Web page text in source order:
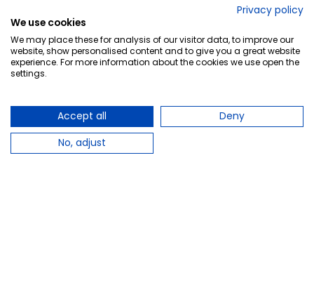
Privacy policy
We use cookies
We may place these for analysis of our visitor data, to improve our
website, show personalised content and to give you a great website
experience. For more information about the cookies we use open the
settings.
Accept all
Deny
No, adjust